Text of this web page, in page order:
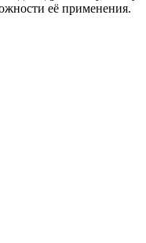
её применения.